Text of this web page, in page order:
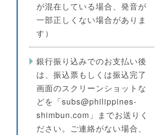
が混在している場合、発音が
一部正しくない場合がありま
す）
銀行振り込みでのお支払い後
は、振込票もしくは振込完了
画面のスクリーンショットな
どを「subs@philippines-
shimbun.com」までお送りく
ださい。ご連絡がない場合、